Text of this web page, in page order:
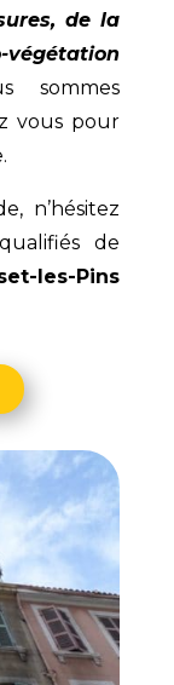
de la
vous pour
n’hésitez
de
les-Pins